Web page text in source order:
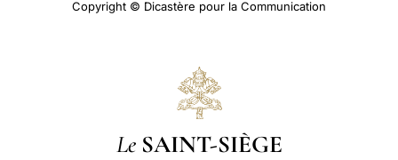
Copyright © Dicastère pour la Communication
Le SAINT-SIÈGE